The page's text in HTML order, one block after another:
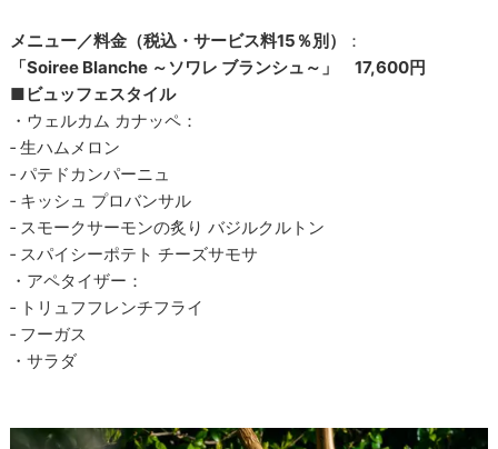
メニュー／料金（税込・サービス料15％別）
：
「Soiree Blanche ～ソワレ ブランシュ～」 17,600円
■ビュッフェスタイル
・ウェルカム カナッペ：
‐ 生ハムメロン
‐ パテドカンパーニュ
‐ キッシュ プロバンサル
‐ スモークサーモンの炙り バジルクルトン
‐ スパイシーポテト チーズサモサ
・アペタイザー：
‐ トリュフフレンチフライ
‐ フーガス
・サラダ